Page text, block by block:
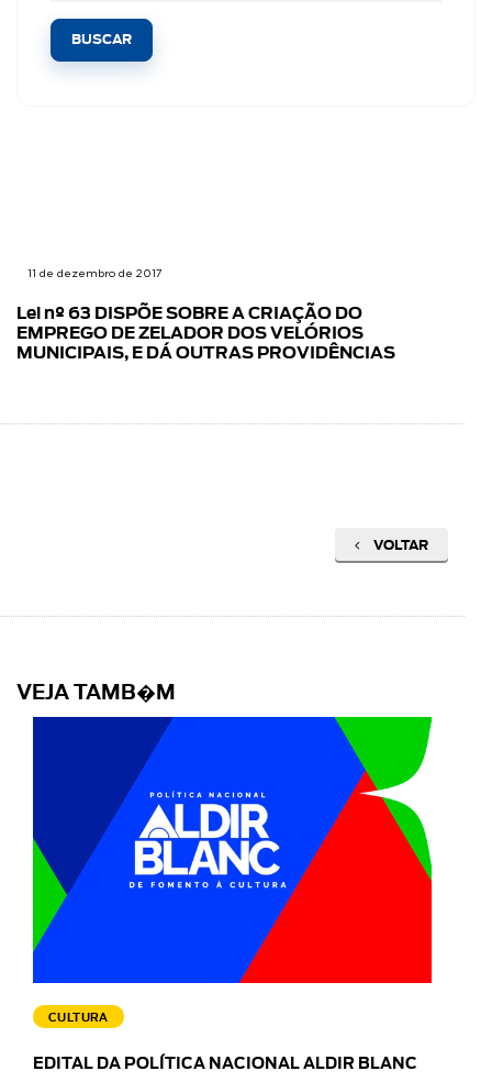
11 de dezembro de 2017
Lei nº 63 DISPÕE SOBRE A CRIAÇÃO DO
EMPREGO DE ZELADOR DOS VELÓRIOS
MUNICIPAIS, E DÁ OUTRAS PROVIDÊNCIAS
VOLTAR
VEJA TAMB�M
CULTURA
EDITAL DA POLÍTICA NACIONAL ALDIR BLANC